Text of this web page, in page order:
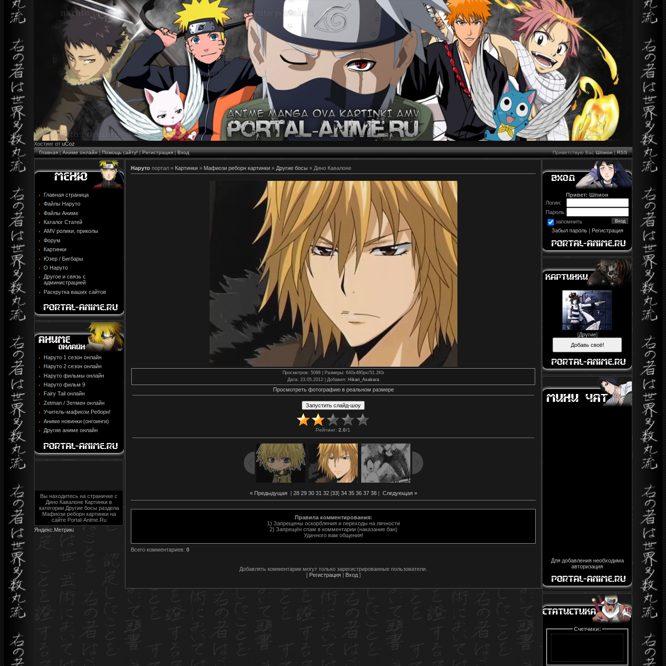
Хостинг от uCoz
Главная|Аниме онлайн|Помощь сайту!|Регистрация|Вход Приветствую Вас Шпион|RSS
Главная страница
Файлы Наруто
Файлы Аниме
Каталог Статей
AMV ролики, приколы
Форум
Картинки
Юзер / Бигбары
О Наруто
Другое и связь с
администрацией
Раскрутка ваших сайтов
Наруто 1 сезон онлайн
Наруто 2 сезон онлайн
Наруто фильмы онлайн
Наруто фильм 9
Fairy Tail онлайн
Zetman / Зетмен онлайн
Учитель-мафиози Реборн!
Аниме новинки (онгоинги)
Другие аниме онлайн
Вы находитесь на страничке с
Дино Кавалоне Картинки в
категории Другие босы раздела
Мафиози реборн картинки на
сайте Portal-Anime.Ru
Наруто портал » Картинки » Мафиози реборн картинки » Другие босы » Дино Кавалоне
Просмотров: 5088 | Размеры: 640x480px/51.2Kb
Дата: 23.05.2012 | Добавил: Hikari_Asakara
Просмотреть фотографию в реальном размере
Рейтинг: 2.0/1
« Предыдущая| 28 29 30 31 32[33] 34 35 36 37 38| Следующая »
Правила комментирования:
1) Запрещены оскорбления и переходы на личности
2) Запрещён спам в комментарии (наказание бан)
Удачного вам общения!
Всего комментариев: 0
Добавлять комментарии могут только зарегистрированные пользователи.
[ Регистрация| Вход]
Привет: Шпион
Логин:
Пароль:
запомнить
Забыл пароль| Регистрация
[Другие]
Для добавления необходима
авторизация
Счетчики: